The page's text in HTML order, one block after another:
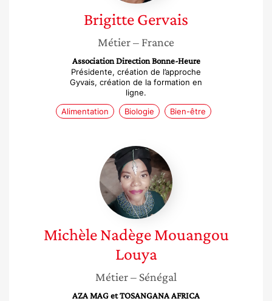
BrigitteGervais
Métier– France
Association Direction Bonne-Heure
Présidente, création de l’approche
Gyvais, création de la formation en
ligne.
Alimentation
Biologie Bien-être
Michèle
Nadège
Mouangou
Louya
Michèle Nadège Mouangou
Louya
Métier– Sénégal
AZA MAG et TOSANGANA AFRICA